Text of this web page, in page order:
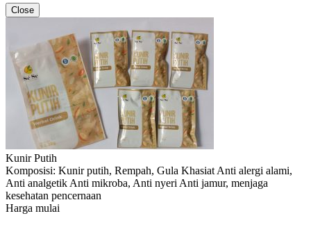
Close
Kunir Putih
Komposisi: Kunir putih, Rempah, Gula Khasiat Anti alergi alami,
Anti analgetik Anti mikroba, Anti nyeri Anti jamur, menjaga
kesehatan pencernaan
Harga mulai